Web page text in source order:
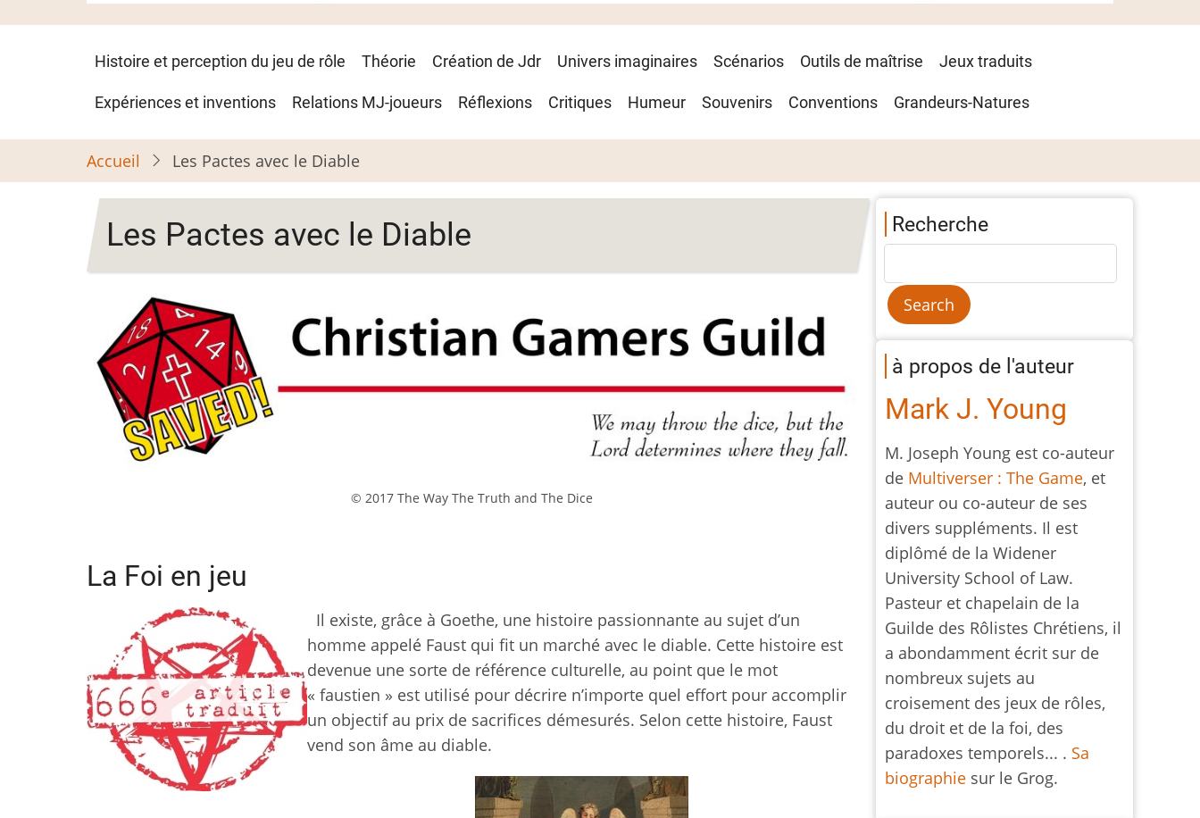
Navigation
principale
Histoire et perception du jeu de rôle Théorie Création de Jdr Univers imaginaires Scénarios Outils de maîtrise Jeux traduits
Expériences et inventions Relations MJ-joueurs Réflexions Critiques Humeur Souvenirs Conventions Grandeurs-Natures
Accueil Les Pactes avec le Diable
Les Pactes avec le Diable
© 2017 The Way The Truth and The Dice
La Foi en jeu
Il existe, grâce à Goethe, une histoire passionnante au sujet d’un
homme appelé Faust qui fit un marché avec le diable. Cette histoire est
devenue une sorte de référence culturelle, au point que le mot
« faustien » est utilisé pour décrire n’importe quel effort pour accomplir
un objectif au prix de sacrifices démesurés. Selon cette histoire, Faust
vend son âme au diable.
Recherche
à propos de l'auteur
Mark J. Young
M. Joseph Young est co-auteur
de Multiverser : The Game, et
auteur ou co-auteur de ses
divers suppléments. Il est
diplômé de la Widener
University School of Law.
Pasteur et chapelain de la
Guilde des Rôlistes Chrétiens, il
a abondamment écrit sur de
nombreux sujets au
croisement des jeux de rôles,
du droit et de la foi, des
paradoxes temporels... . Sa
biographie sur le Grog.